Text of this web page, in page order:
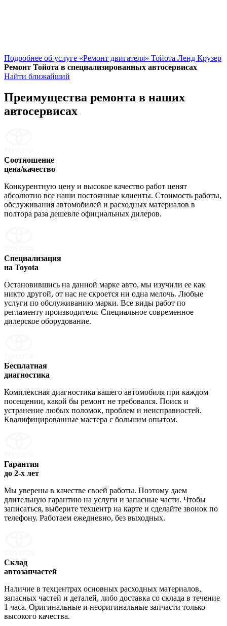
Подробнее об услуге «Ремонт двигателя» Тойота Ленд Крузер
Ремонт Тойота в специализированных автосервисах
Найти ближайший
Преимущества ремонта в наших
автосервисах
Соотношение
цена/качество
Конкурентную цену и высокое качество работ ценят
абсолютно все наши постоянные клиенты. Стоимость работы,
обслуживания автомобилей и расходных материалов в
полтора раза дешевле официальных дилеров.
Специализация
на Toyota
Остановившись на данной марке авто, мы изучили ее как
никто другой, от нас не скроется ни одна мелочь. Любые
услуги по обслуживанию марки. Все виды работ по
регламенту производителя. Специальное современное
дилерское оборудование.
Бесплатная
диагностика
Комплексная диагностика вашего автомобиля при каждом
посещении, какой бы ремонт не требовался. Поиск и
устранение любых поломок, проблем и неисправностей.
Квалифицированные мастера с большим опытом.
Гарантия
до 2-х лет
Мы уверены в качестве своей работы. Поэтому даем
длительную гарантию на услуги и запасные части. Чтобы
записаться, выберите техцентр на карте и сделайте звонок по
телефону. Работаем ежедневно, без выходных.
Склад
автозапчастей
Наличие в техцентрах основных расходных материалов,
запасных частей и деталей, либо доставка со склада в течение
1 часа. Оригинальные и неоригинальные запчасти только
высокого качества.